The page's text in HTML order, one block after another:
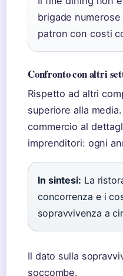
brigade
patron con costi
Confronto con altri
Rispetto ad altri
superiore alla
commercio al
imprenditori: ogni
In sintesi: La
concorrenza e i
sopravvivenza a
Il dato sulla
soccombe.